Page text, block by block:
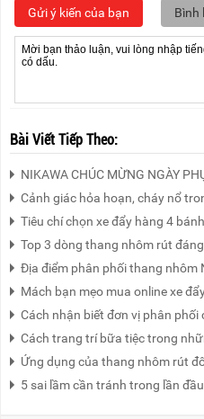
Gửi ý kiến của bạn Bình
Bài Viết Tiếp Theo:
NIKAWA CHÚC MỪNG NGÀY
Cảnh giác hỏa hoạn, cháy nổ
Tiêu chí chọn xe đẩy hàng 4
Top 3 dòng thang nhôm rút
Địa điểm phân phối thang nhôm
Mách bạn mẹo mua online xe
Cách nhận biết đơn vị phân
Cách trang trí bữa tiệc trong
Ứng dụng của thang nhôm rút
5 sai lầm cần tránh trong lần